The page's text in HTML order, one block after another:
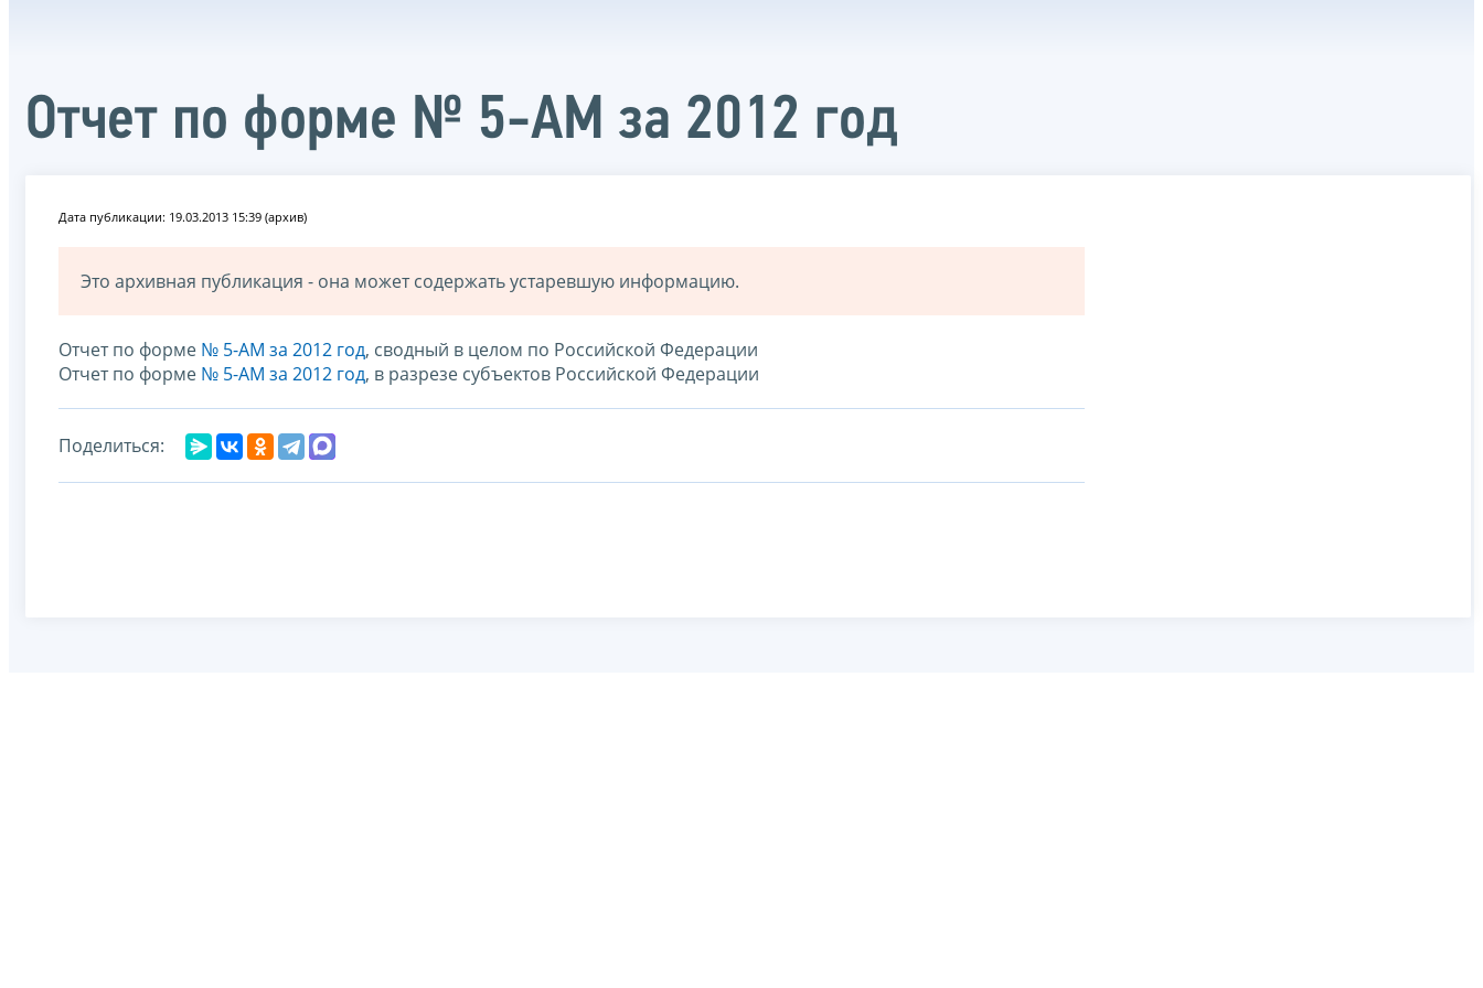
Отчет по форме № 5-АМ за 2012 год
Дата публикации: 19.03.2013 15:39 (архив)
Это архивная публикация - она может содержать устаревшую информацию.
Отчет по форме № 5-АМ за 2012 год, сводный в целом по Российской Федерации
Отчет по форме № 5-АМ за 2012 год, в разрезе субъектов Российской Федерации
Поделиться: